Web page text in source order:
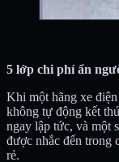
5 lớp chi phí ẩn
Khi một hãng xe
không tự động kết
ngay lập tức, và một
được nhắc đến trong
rẻ.